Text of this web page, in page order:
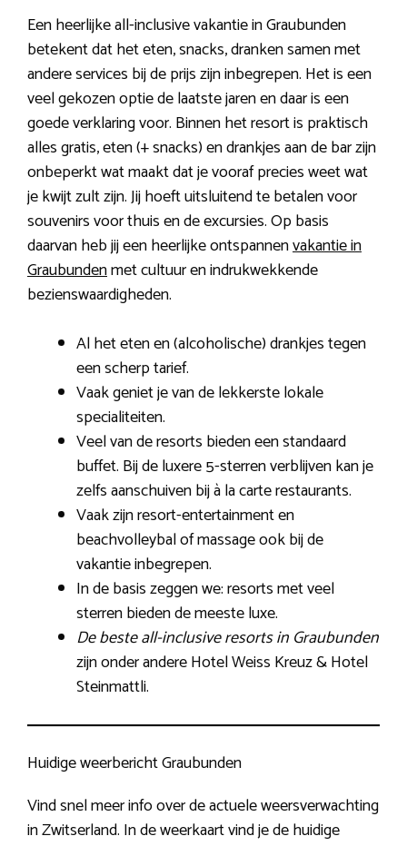
Een heerlijke all-inclusive vakantie in Graubunden
betekent dat het eten, snacks, dranken samen met
andere services bij de prijs zijn inbegrepen. Het is een
veel gekozen optie de laatste jaren en daar is een
goede verklaring voor. Binnen het resort is praktisch
alles gratis, eten (+ snacks) en drankjes aan de bar zijn
onbeperkt wat maakt dat je vooraf precies weet wat
je kwijt zult zijn. Jij hoeft uitsluitend te betalen voor
souvenirs voor thuis en de excursies. Op basis
daarvan heb jij een heerlijke ontspannenvakantie in
Graubundenmet cultuur en indrukwekkende
bezienswaardigheden.
Al het eten en (alcoholische) drankjes tegen
een scherp tarief.
Vaak geniet je van de lekkerste lokale
specialiteiten.
Veel van de resorts bieden een standaard
buffet. Bij de luxere 5-sterren verblijven kan je
zelfs aanschuiven bij à la carte restaurants.
Vaak zijn resort-entertainment en
beachvolleybal of massage ook bij de
vakantie inbegrepen.
In de basis zeggen we: resorts met veel
sterren bieden de meeste luxe.
De beste all-inclusive resorts in Graubunden
zijn onder andere Hotel Weiss Kreuz & Hotel
Steinmattli.
Huidige weerbericht Graubunden
Vind snel meer info over de actuele weersverwachting
in Zwitserland. In de weerkaart vind je de huidige